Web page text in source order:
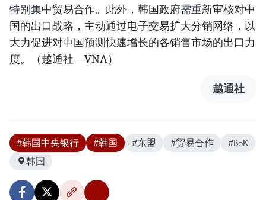
特别集中贸易合作。此外，韩国政府需重新审核对中
国的出口战略，主动通过电子交易扩大分销网络，以
大力促进对中国预测快速增长的各销售市场的出口力
度。（越通社—VNA）
越通社
#韩国中央银行 #韩国 #东盟 #贸易合作
#BoK
韩国